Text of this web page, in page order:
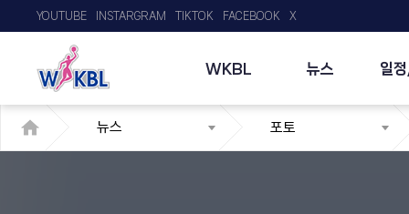
WKBL 뉴스 일
YOUTUBE INSTARGRAM TIKTOK FACEBOOK X
뉴스 포토